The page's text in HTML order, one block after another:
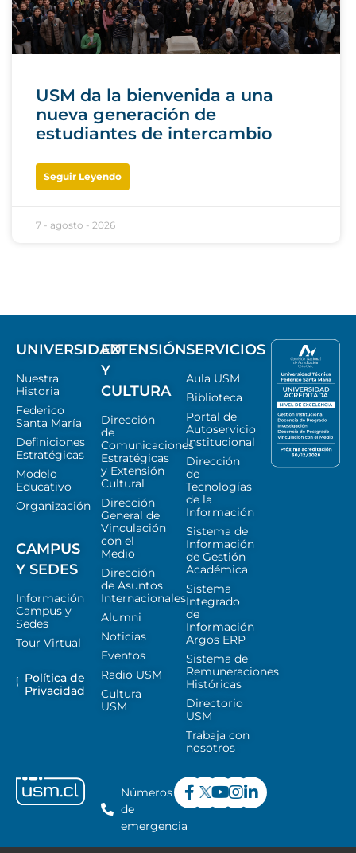
USM da la bienvenida a una
nueva generación de
estudiantes de intercambio
Seguir Leyendo
7 - agosto - 2026
UNIVERSIDAD
Nuestra
Historia
Federico
Santa María
Definiciones
Estratégicas
Modelo
Educativo
Organización
CAMPUS
Y SEDES
Información
Campus y
Sedes
Tour Virtual
Política de
Privacidad
EXTENSIÓN
Y
CULTURA
Dirección
de
Comunicaciones
Estratégicas
y Extensión
Cultural
Dirección
General de
Vinculación
con el
Medio
Dirección
de Asuntos
Internacionales
Alumni
Noticias
Eventos
Radio USM
Cultura
USM
SERVICIOS
Aula USM
Biblioteca
Portal de
Autoservicio
Institucional
Dirección
de
Tecnologías
de la
Información
Sistema de
Información
de Gestión
Académica
Sistema
Integrado
de
Información
Argos ERP
Sistema de
Remuneraciones
Históricas
Directorio
USM
Trabaja con
nosotros
Números
de
emergencia